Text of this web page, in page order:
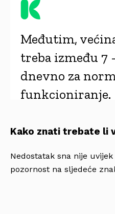
Međutim,
treba između 7
dnevno za
funkcioniranje.
Kako znati trebate li
Nedostatak sna nije
pozornost na sljedeće